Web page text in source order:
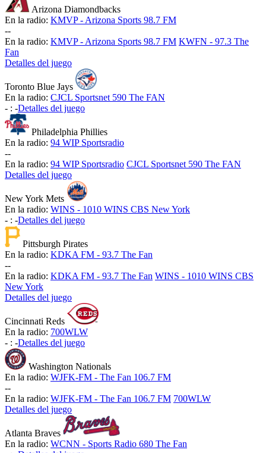
Arizona Diamondbacks
En la radio: KMVP - Arizona Sports 98.7 FM
--
En la radio: KMVP - Arizona Sports 98.7 FM KWFN - 97.3 The
Fan
Detalles del juego
Toronto Blue Jays
En la radio: CJCL Sportsnet 590 The FAN
- : -Detalles del juego
Philadelphia Phillies
En la radio: 94 WIP Sportsradio
--
En la radio: 94 WIP Sportsradio CJCL Sportsnet 590 The FAN
Detalles del juego
New York Mets
En la radio: WINS - 1010 WINS CBS New York
- : -Detalles del juego
Pittsburgh Pirates
En la radio: KDKA FM - 93.7 The Fan
--
En la radio: KDKA FM - 93.7 The Fan WINS - 1010 WINS CBS
New York
Detalles del juego
Cincinnati Reds
En la radio: 700WLW
- : -Detalles del juego
Washington Nationals
En la radio: WJFK-FM - The Fan 106.7 FM
--
En la radio: WJFK-FM - The Fan 106.7 FM 700WLW
Detalles del juego
Atlanta Braves
En la radio: WCNN - Sports Radio 680 The Fan